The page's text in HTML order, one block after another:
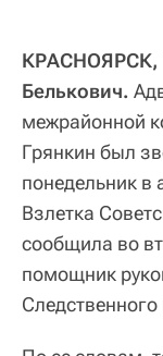
КРАСНОЯРСК,
Белькович.
межрайонной
Грянкин был
понедельник в
Взлетка
сообщила во
помощник